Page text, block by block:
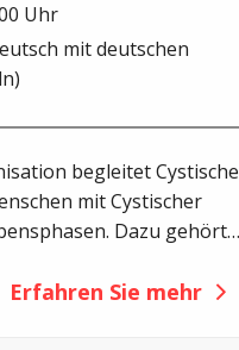
Uhr
mit deutschen
begleitet Cystische
mit Cystischer
Dazu gehört
und die
Erfahren Sie mehr